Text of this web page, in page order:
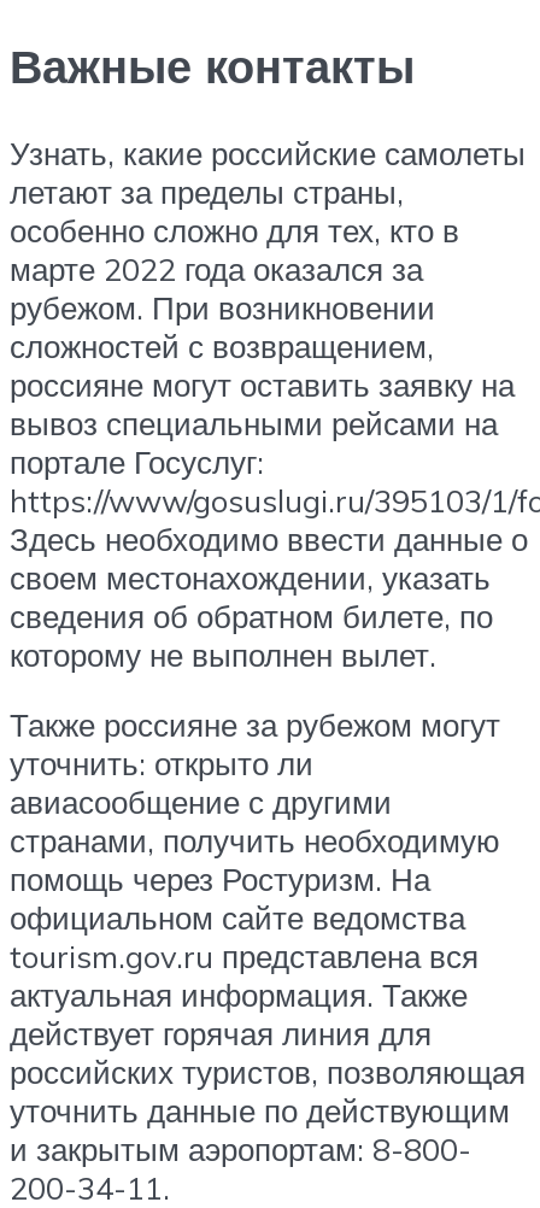
Важные контакты
Узнать, какие российские самолеты
летают за пределы страны,
особенно сложно для тех, кто в
марте 2022 года оказался за
рубежом. При возникновении
сложностей с возвращением,
россияне могут оставить заявку на
вывоз специальными рейсами на
портале Госуслуг:
https://www/gosuslugi.ru/395103/1/
Здесь необходимо ввести данные о
своем местонахождении, указать
сведения об обратном билете, по
которому не выполнен вылет.
Также россияне за рубежом могут
уточнить: открыто ли
авиасообщение с другими
странами, получить необходимую
помощь через Ростуризм. На
официальном сайте ведомства
tourism.gov.ru представлена вся
актуальная информация. Также
действует горячая линия для
российских туристов, позволяющая
уточнить данные по действующим
и закрытым аэропортам: 8-800-
200-34-11.